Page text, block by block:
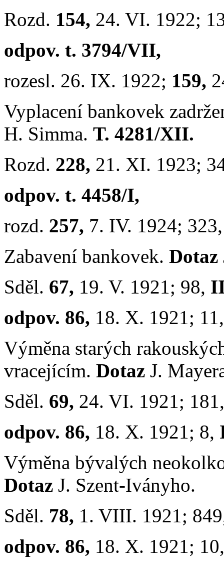
Rozd. 154, 24. VI. 1922;
odpov. t. 3794/VII,
rozesl. 26. IX. 1922; 159,
Vyplacení bankovek
H. Simma. T. 4281/XII.
Rozd. 228, 21. XI. 1923;
odpov. t. 4458/I,
rozd. 257, 7. IV. 1924;
Zabavení bankovek. Dotaz
Sděl. 67, 19. V. 1921; 98,
odpov. 86, 18. X. 1921;
Výměna starých
vracejícím. Dotaz J.
Sděl. 69, 24. VI. 1921;
odpov. 86, 18. X. 1921; 8,
Výměna bývalých
Dotaz J. Szent-Iványho.
Sděl. 78, 1. VIII. 1921;
odpov. 86, 18. X. 1921;